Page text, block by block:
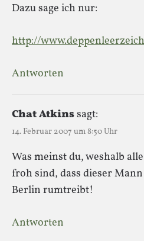
Dazu sage ich nur:
http://
Antworten
Chat Atkinssagt:
14. Februar 2007 um 8:50 Uhr
Was meinst du, weshalb
froh sind, dass dieser
Berlin rumtreibt!
Antworten